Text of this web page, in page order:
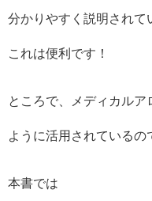
分かりやすく説明されて
これは便利です！
ところで、メディカル
ように活用されているの
本書では